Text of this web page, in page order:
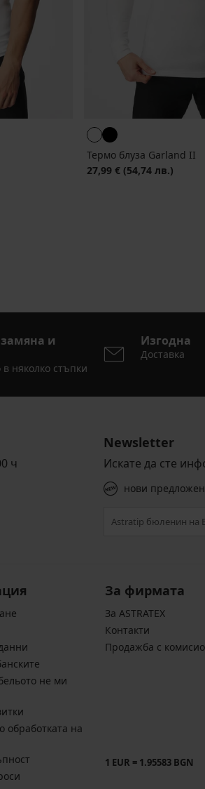
Термо блуза Garland II
27,99 € (54,74 лв.)
и
няколко стъпки
Изгодна
Доставка
ч
Newsletter
Искате да сте
нови
не ми
на
За фирмата
За ASTRATEX
Контакти
Продажба с
1 EUR = 1.95583 BGN